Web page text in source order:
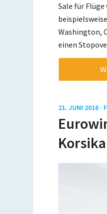
Sale für
Washington,
einen
21. JUNI 2016 ·